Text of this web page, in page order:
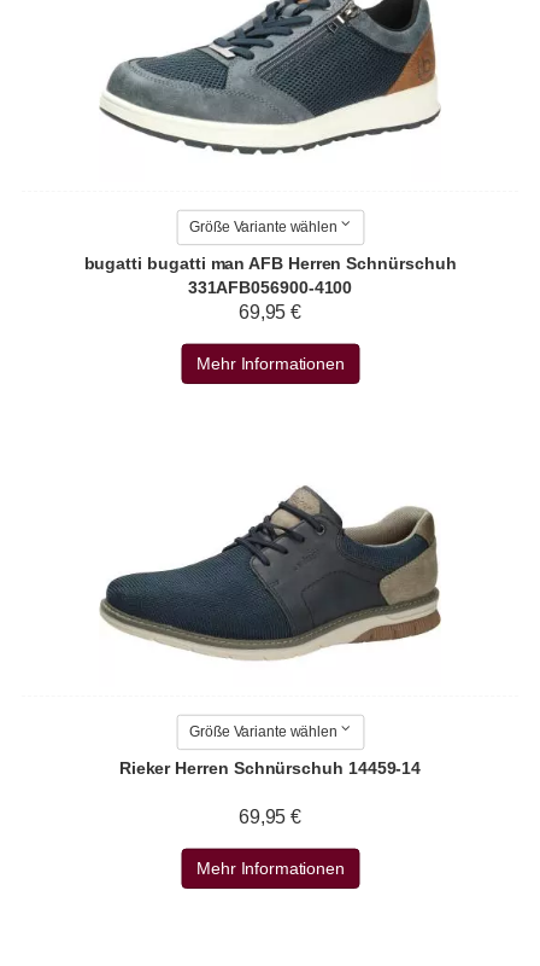
Größe Variante wählen
bugatti bugatti man AFB Herren Schnürschuh
331AFB056900-4100
69,95 €
Mehr Informationen
Größe Variante wählen
Rieker Herren Schnürschuh 14459-14
69,95 €
Mehr Informationen